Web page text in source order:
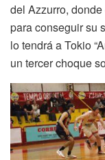
del Azzurro,
para conseguir su
lo tendrá a Tokio
un tercer choque